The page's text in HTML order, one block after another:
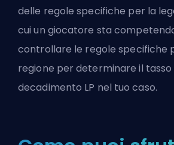
delle regole specifiche per la
cui un giocatore sta
controllare le regole specifiche
regione per determinare il
decadimento LP nel tuo caso.